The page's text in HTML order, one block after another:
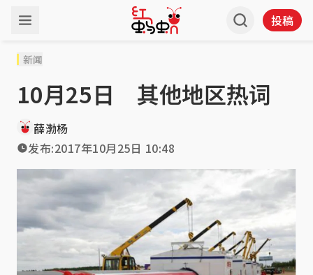
投稿
新闻
10月25日 其他地区热词
薛渤杨
发布:2017年10月25日 10:48